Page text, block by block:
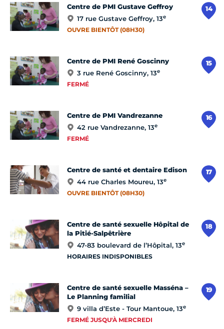
14
Centre de PMI Gustave Geffroy
17 rue Gustave Geffroy, 13e
OUVRE BIENTÔT (08H30)
15
Centre de PMI René Goscinny
3 rue René Goscinny, 13e
FERMÉ
16
Centre de PMI Vandrezanne
42 rue Vandrezanne, 13e
FERMÉ
17
Centre de santé et dentaire Edison
44 rue Charles Moureu, 13e
OUVRE BIENTÔT (08H30)
18
Centre de santé sexuelle Hôpital de
la Pitié-Salpêtrière
47-83 boulevard de l’Hôpital, 13e
HORAIRES INDISPONIBLES
19
Centre de santé sexuelle Masséna –
Le Planning familial
9 villa d’Este - Tour Mantoue, 13e
FERMÉ JUSQU'À MERCREDI